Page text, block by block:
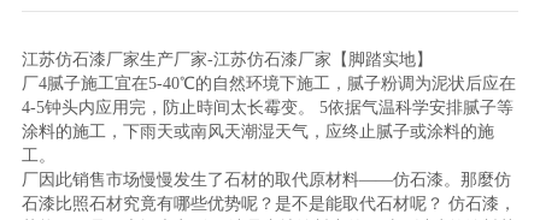
江苏仿石漆厂家生产厂家-江苏仿石漆厂家【脚踏实地】
厂4腻子施工宜在5-40℃的自然环境下施工，腻子粉调为泥状后应在
4-5钟头内应用完，防止時间太长霉变。 5依据气温科学安排腻子等
涂料的施工，下雨天或南风天潮湿天气，应终止腻子或涂料的施
工。
厂因此销售市场慢慢发生了石材的取代原材料——仿石漆。那麼仿
石漆比照石材究竟有哪些优势呢？是不是能取代石材呢？ 仿石漆，